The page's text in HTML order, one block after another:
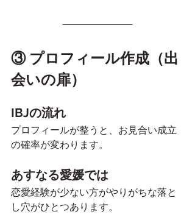
③ プロフィール作成（出
会いの扉）
IBJの流れ
プロフィールが整うと、お見合い成立
の確率が変わります。
あすなる愛媛では
恋愛経験が少ない方がやりがちな落と
し穴がひとつあります。